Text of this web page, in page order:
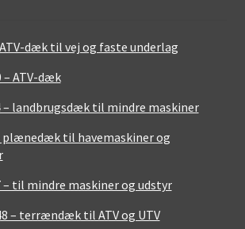
ATV-dæk til vej og faste underlag
– ATV-dæk
– landbrugsdæk til mindre maskiner
plænedæk til havemaskiner og
– til mindre maskiner og udstyr
– terrændæk til ATV og UTV